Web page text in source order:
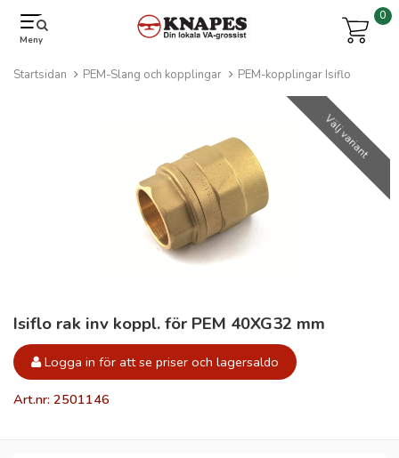
Meny
0
Startsidan PEM-Slang och kopplingar PEM-kopplingar Isiflo
Välj variant
Isiflo rak inv koppl. för PEM 40XG32 mm
Logga in för att se priser och lagersaldo
Art.nr: 2501146